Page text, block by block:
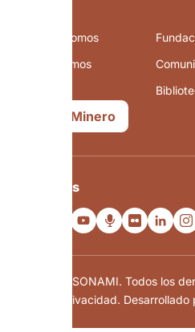
Quiénes somos
Qué hacemos
Mapa Minero
Síguenos
© 2024 SONAMI. Todos los
de privacidad. Desarrollado